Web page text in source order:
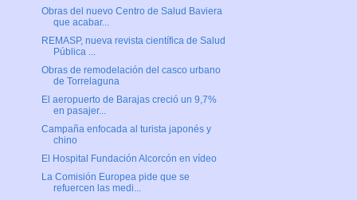
Obras del nuevo Centro de Salud Baviera
que acabar...
REMASP, nueva revista científica de Salud
Pública ...
Obras de remodelación del casco urbano
de Torrelaguna
El aeropuerto de Barajas creció un 9,7%
en pasajer...
Campaña enfocada al turista japonés y
chino
El Hospital Fundación Alcorcón en vídeo
La Comisión Europea pide que se
refuercen las medi...